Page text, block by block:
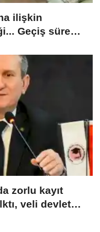
ilişkin
Geçiş süresi
zorlu kayıt
veli devlet